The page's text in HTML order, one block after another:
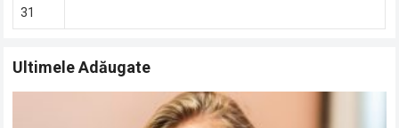
31
Ultimele Adăugate